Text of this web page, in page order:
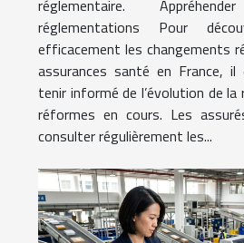
réglementaire.
réglementations Pour
efficacement les changements
assurances santé en France,
tenir informé de l’évolution de
réformes en cours. Les
consulter régulièrement les...